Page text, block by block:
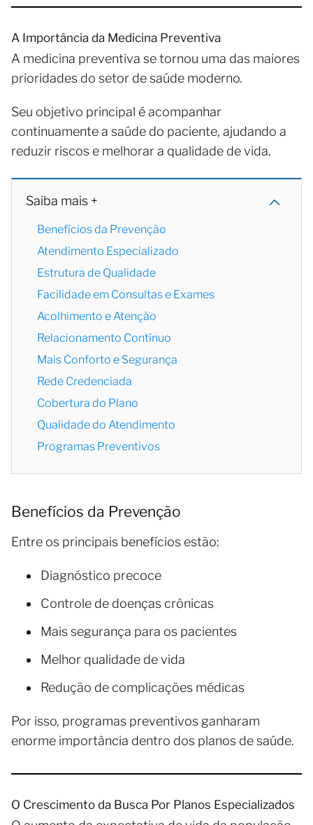
A Importância da Medicina Preventiva
A medicina preventiva se tornou uma das maiores
prioridades do setor de saúde moderno.
Seu objetivo principal é acompanhar
continuamente a saúde do paciente, ajudando a
reduzir riscos e melhorar a qualidade de vida.
Saiba mais +
Benefícios da Prevenção
Atendimento Especializado
Estrutura de Qualidade
Facilidade em Consultas e Exames
Acolhimento e Atenção
Relacionamento Contínuo
Mais Conforto e Segurança
Rede Credenciada
Cobertura do Plano
Qualidade do Atendimento
Programas Preventivos
Benefícios da Prevenção
Entre os principais benefícios estão:
Diagnóstico precoce
Controle de doenças crônicas
Mais segurança para os pacientes
Melhor qualidade de vida
Redução de complicações médicas
Por isso, programas preventivos ganharam
enorme importância dentro dos planos de saúde.
O Crescimento da Busca Por Planos Especializados